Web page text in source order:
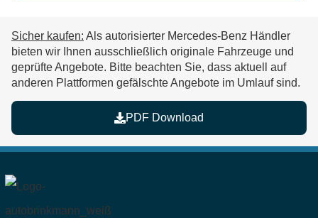
Sicher kaufen: Als autorisierter Mercedes-Benz Händler
bieten wir Ihnen ausschließlich originale Fahrzeuge und
geprüfte Angebote. Bitte beachten Sie, dass aktuell auf
anderen Plattformen gefälschte Angebote im Umlaufsind.
PDF Download